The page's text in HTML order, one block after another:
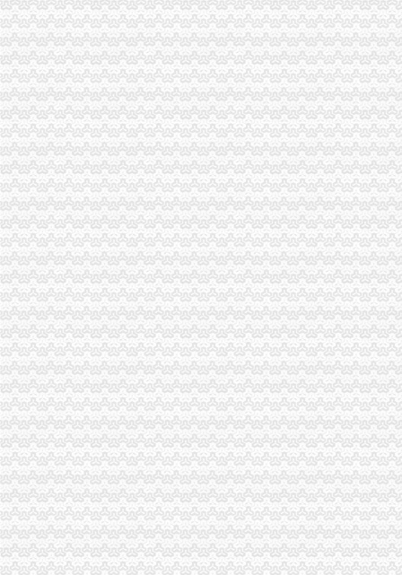
朝天门火锅加盟_朝天门火锅加盟店_朝天门火锅加盟费多少-中国连锁网
重庆微商服装代理一手货源重庆女孩服装批发-服装服饰-供求信息-中国
【2014年重庆市名瑞服饰连锁有限公司新招聘信息_电话_地址】-赶
代办3000万公司执照转让代办3000万公司业务的费用-直辖市重庆咨
重庆蝶丽人贸易有限公司2017新招聘信息_电话_地址-58企业名录
国庆到南坪买进口商品价格低便宜30%_新浪新闻
重庆重庆西源商标代理有限公司附近酒店【携程酒店】_第7页
大坪代办进出口公司
其他职位_大坪企业新招聘信息-广州58同城
帅博工商*办重庆公司注册-帅博工商咨询服务部
黄埔区代办工商注册黄埔区申请一般纳税人图片大全,广州大坪企业
重庆公司注册_xiaoyaotu_新浪博客
【58同城】重庆渝中大坪配送中心_大坪生活配送服务公司
乐天玛（重庆）商业有限公司大坪店联系方式_信用报告_工商信息-
东莞大坪常州专线物流公司_云同盟
信誉好的越南进口零食品厂家越南进口代理-供应信息-环球经贸网
【增城代办注册公司增城代办公司营业执照】价格,厂家,图片,公司
【重庆慢牛工商咨询有限公司_慢牛-代办公司注册,营业执照,可提供
渝中区代办进出口公司流程
东非红檀木材进口报关代理东非红檀原木进口流程-东莞市鸿泽进出口
中国嘉陵：2010年半年度报告_证券之星
办理广州进出口权的流程有没有公司可以代办进出口权-广州58同城
代理进口清关报检流程_供应产品_东莞市聚海进出口报关有限公司
IC包税进出口代理流程【推荐】,进口报关价格/批发报价/生产厂家/参
上海公司进出口权办理流程-公司注册代理
上海港代理原木材进口报关/报关报检流程_广东海邦进出口贸易有限公
：重庆港九2015年年报_重庆港九（）_公告正文
【淄博进出口公司注册_进出口公司注册流程_进出口公司注册代理】-
【深圳国际贸易公司注册流程条件P深圳进出口权代办】-南山前海易
渝中区代办进出口公司